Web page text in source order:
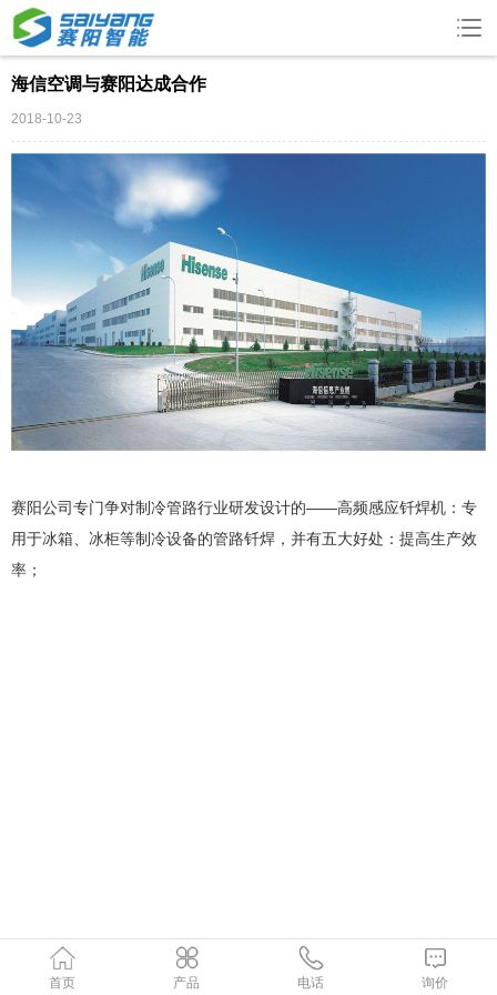
海信空调与赛阳达成合作
2018-10-23
赛阳公司专门争对制冷管路行业研发设计的——高频感应钎焊机：专
用于冰箱、冰柜等制冷设备的管路钎焊，并有五大好处：提高生产效
率；
首页 产品 电话 询价